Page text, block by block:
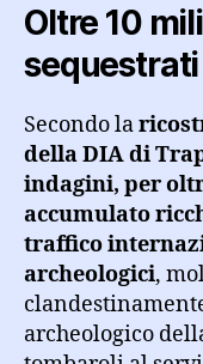
Oltre 10
sequestrati
Secondo la
della DIA di
indagini, per
accumulato
traffico
archeologici,
archeologico